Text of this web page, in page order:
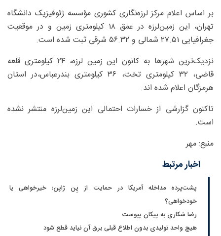
بر اساس اعلام مرکز لرزه‌نگاری کشوری مؤسسه ژئوفیزیک دانشگاه
تهران، این زمین‌لرزه در عمق ۱۸ کیلومتری زمین و در موقعیت
جغرافیایی ۲۷.۵۱ شمالی و ۵۶.۳۲ شرقی ثبت شده است.
نزدیک‌ترین شهرها به کانون این زمین لرزه، ۲۴ کیلومتری قلعه
قاضی، ۳۲ کیلومتری تخت، ۳۶ کیلومتری بندرعباس،در استان
هرمزگان اعلام شده اند.
تاکنون گزارشی از خسارات احتمالی این زمین‌لرزه منتشر نشده
است.
منبع: مهر
اخبار مرتبط
پشت‌پرده مداخله آمریکا در حمایت از یِن ژاپن؛ خیرخواهی یا
خودخواهی؟
رضا شکاری به پیکان پیوست
هیچ واحد تولیدی بدون اطلاع قبلی برق آن نیاید قطع شود